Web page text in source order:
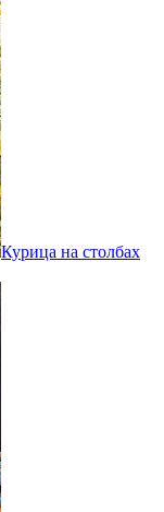
Курица на столбах